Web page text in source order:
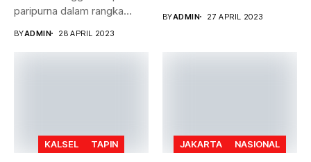
paripurna dalam rangka
BYADMIN 28 APRIL 2023
BYADMIN 27 APRIL 2023
KALSEL TAPIN JAKARTA NASIONAL